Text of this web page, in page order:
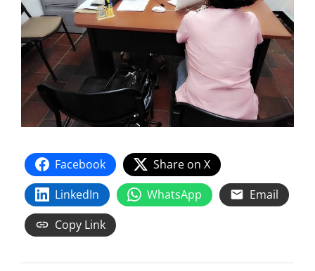
Facebook
Share on X
LinkedIn
WhatsApp
Email
Copy Link